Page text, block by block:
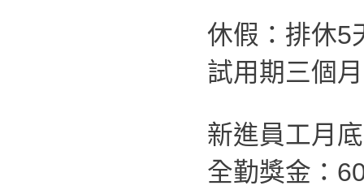
休假：排休5
試用期三個
新進員工月
全勤獎金：